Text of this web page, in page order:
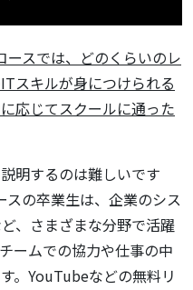
スでは、どのくらいのレ
スキルが身につけられる
応じてスクールに通った
明するのは難しいです
の卒業生は、企業のシス
、さまざまな分野で活躍
ームでの協力や仕事の中
。YouTubeなどの無料リ